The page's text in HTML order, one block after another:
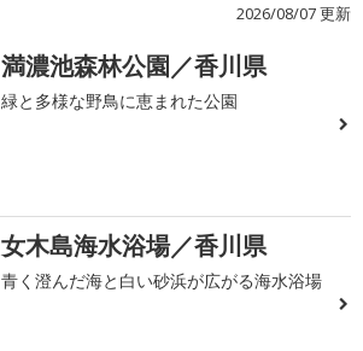
2026/08/07 更新
満濃池森林公園／香川県
緑と多様な野鳥に恵まれた公園
女木島海水浴場／香川県
青く澄んだ海と白い砂浜が広がる海水浴場